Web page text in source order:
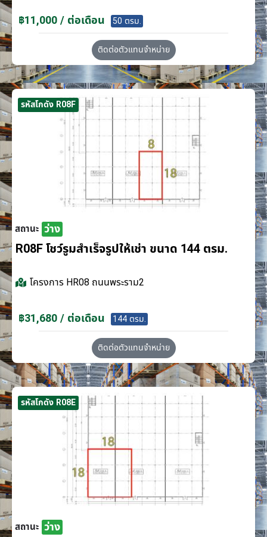
฿11,000 / ต่อเดือน 50 ตรม.
ติดต่อตัวแทนจำหน่าย
รหัสโกดัง R08F
สถานะ ว่าง
R08F โชว์รูมสำเร็จรูปให้เช่า ขนาด 144 ตรม.
โครงการ HR08 ถนนพระราม2
฿31,680 / ต่อเดือน 144 ตรม.
ติดต่อตัวแทนจำหน่าย
รหัสโกดัง R08E
สถานะ ว่าง